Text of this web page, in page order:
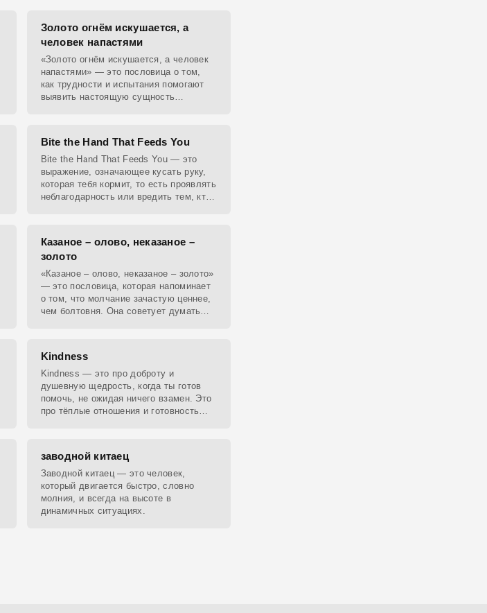
Золото огнём искушается, а
человек напастями
«Золото огнём искушается, а человек
напастями» — это пословица о том,
как трудности и испытания помогают
выявить настоящую сущность
Bite the Hand That Feeds You
Bite the Hand That Feeds You — это
выражение, означающее кусать руку,
которая тебя кормит, то есть проявлять
неблагодарность или вредить тем, кто
Казаное – олово, неказаное –
золото
«Казаное – олово, неказаное – золото»
— это пословица, которая напоминает
о том, что молчание зачастую ценнее,
чем болтовня. Она советует думать
Kindness
Kindness — это про доброту и
душевную щедрость, когда ты готов
помочь, не ожидая ничего взамен. Это
про тёплые отношения и готовность
заводной китаец
Заводной китаец — это человек,
который двигается быстро, словно
молния, и всегда на высоте в
динамичных ситуациях.